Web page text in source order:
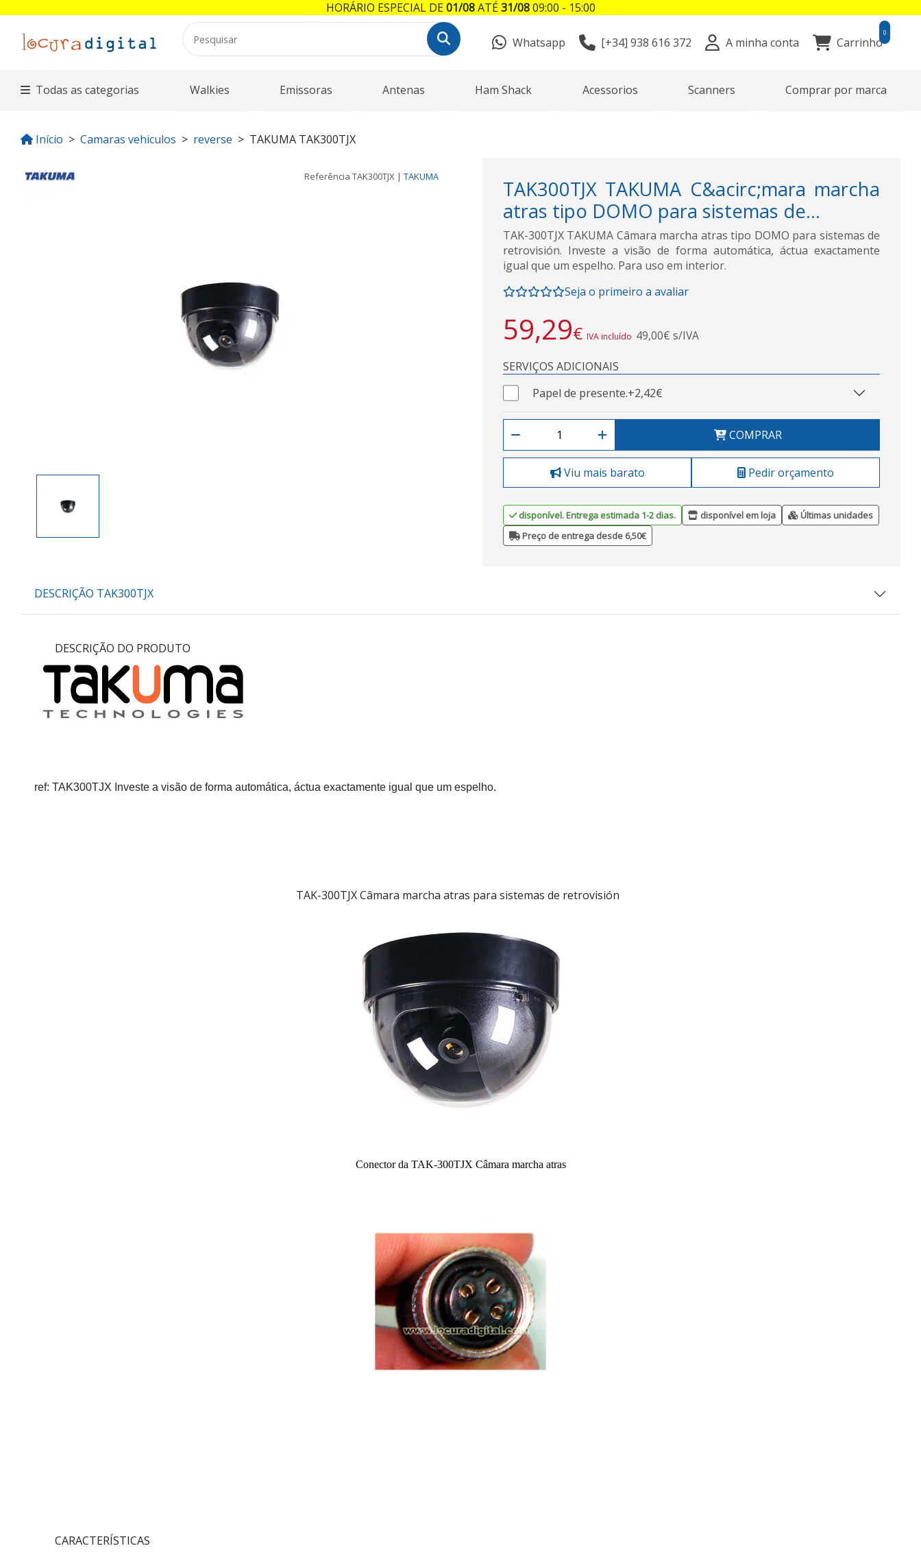
Whatsapp [+34] 938 616 372 A minha conta Carrinho
0
Todas as categorias Walkies Emissoras Antenas Ham Shack Acessorios Scanners Comprar por marca
Início Camaras vehiculos reverse TAKUMA TAK300TJX
Referência TAK300TJX | TAKUMA
TAK300TJX TAKUMA C&acirc;mara marcha
atras tipo DOMO para sistemas de...
TAK-300TJX TAKUMA Câmara marcha atras tipo DOMO para sistemas de
retrovisión. Investe a visão de forma automática, áctua exactamente
igual que um espelho. Para uso em interior.
Seja o primeiro a avaliar
59,29€ IVA incluído 49,00€ s/IVA
SERVIÇOS ADICIONAIS
Papel de presente.+2,42€
COMPRAR
Viu mais barato Pedir orçamento
disponível. Entrega estimada 1-2 dias. disponível em loja
Últimas unidades
Preço de entrega desde 6,50€
DESCRIÇÃO TAK300TJX
DESCRIÇÃO DO PRODUTO
ref: TAK300TJX Investe a visão de forma automática, áctua exactamente igual que um espelho.
TAK-300TJX Câmara marcha atras para sistemas de retrovisión
Conector da TAK-300TJX Câmara marcha atras
CARACTERÍSTICAS
HORÁRIO ESPECIAL DE01/08ATÉ31/0809:00 - 15:00